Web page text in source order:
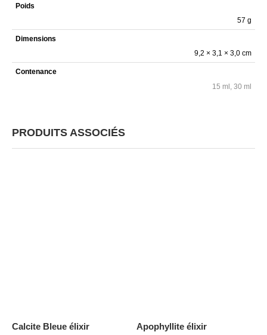
Poids
57 g
Dimensions
9,2 × 3,1 × 3,0 cm
Contenance
15 ml, 30 ml
PRODUITS ASSOCIÉS
Calcite Bleue élixir
Apophyllite élixir